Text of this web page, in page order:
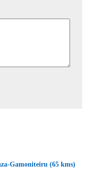
Gamoniteiru (65 kms)